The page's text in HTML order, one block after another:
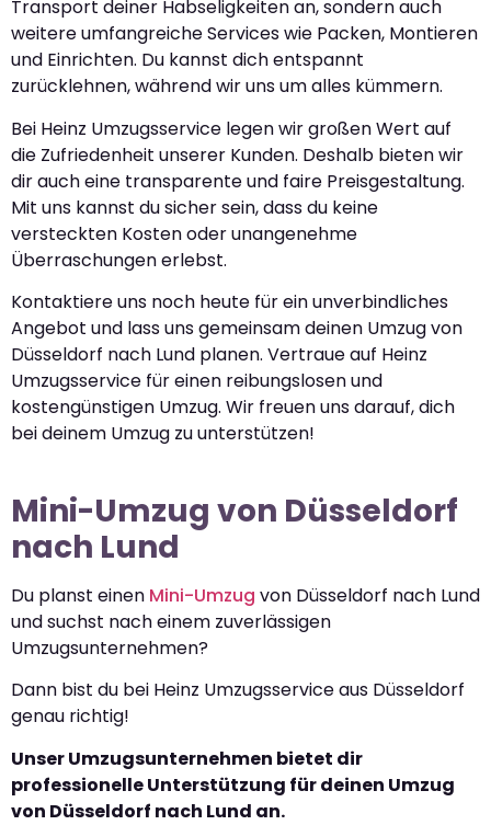
Transport deiner Habseligkeiten an, sondern auch
weitere umfangreiche Services wie Packen, Montieren
und Einrichten. Du kannst dich entspannt
zurücklehnen, während wir uns um alles kümmern.
Bei Heinz Umzugsservice legen wir großen Wert auf
die Zufriedenheit unserer Kunden. Deshalb bieten wir
dir auch eine transparente und faire Preisgestaltung.
Mit uns kannst du sicher sein, dass du keine
versteckten Kosten oder unangenehme
Überraschungen erlebst.
Kontaktiere uns noch heute für ein unverbindliches
Angebot und lass uns gemeinsam deinen Umzug von
Düsseldorf nach Lund planen. Vertraue auf Heinz
Umzugsservice für einen reibungslosen und
kostengünstigen Umzug. Wir freuen uns darauf, dich
bei deinem Umzug zu unterstützen!
Mini-Umzug von Düsseldorf
nach Lund
Du planst einen Mini-Umzug von Düsseldorf nach Lund
und suchst nach einem zuverlässigen
Umzugsunternehmen?
Dann bist du bei Heinz Umzugsservice aus Düsseldorf
genau richtig!
Unser Umzugsunternehmen bietet dir
professionelle Unterstützung für deinen Umzug
von Düsseldorf nach Lund an.